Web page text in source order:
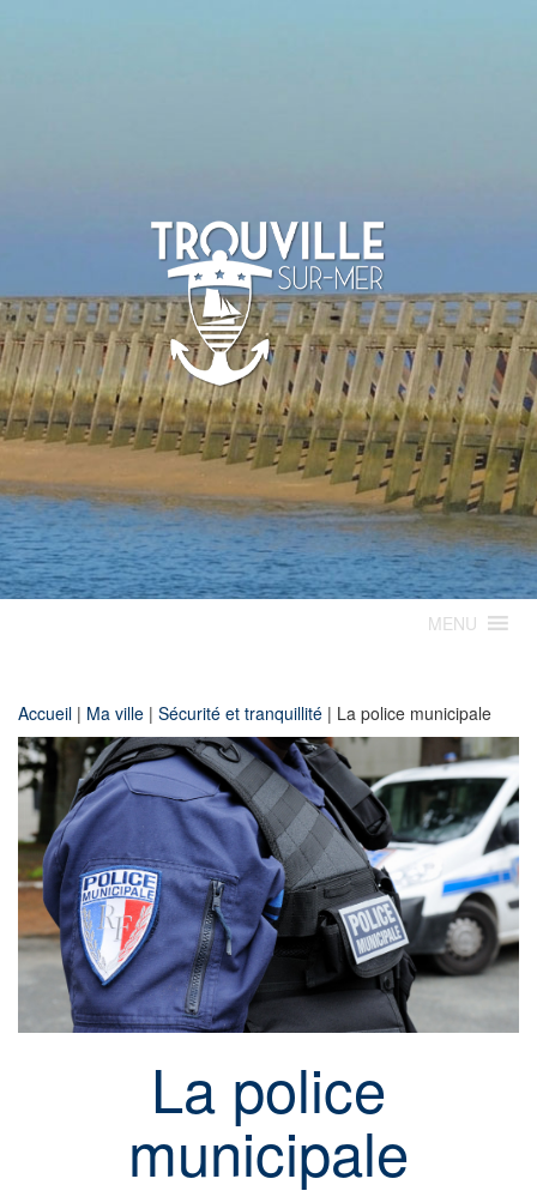
TROUVILLE-
SUR-MER
MENU
Accueil | Ma ville | Sécurité et tranquillité | La police municipale
La police
municipale